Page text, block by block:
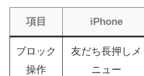
項目 iPhone
ブロック
操作
友だち長押しメ
ニュー